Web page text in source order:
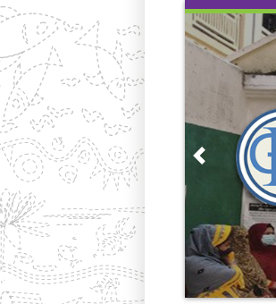
Skip
content
Previous